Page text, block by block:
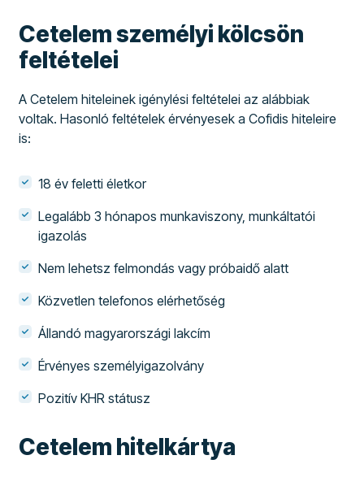
Cetelem személyi kölcsön
feltételei
A Cetelem hiteleinek igénylési feltételei az alábbiak
voltak. Hasonló feltételek érvényesek a Cofidis hiteleire
is:
18 év feletti életkor
Legalább 3 hónapos munkaviszony, munkáltatói
igazolás
Nem lehetsz felmondás vagy próbaidő alatt
Közvetlen telefonos elérhetőség
Állandó magyarországi lakcím
Érvényes személyigazolvány
Pozitív KHR státusz
Cetelem hitelkártya